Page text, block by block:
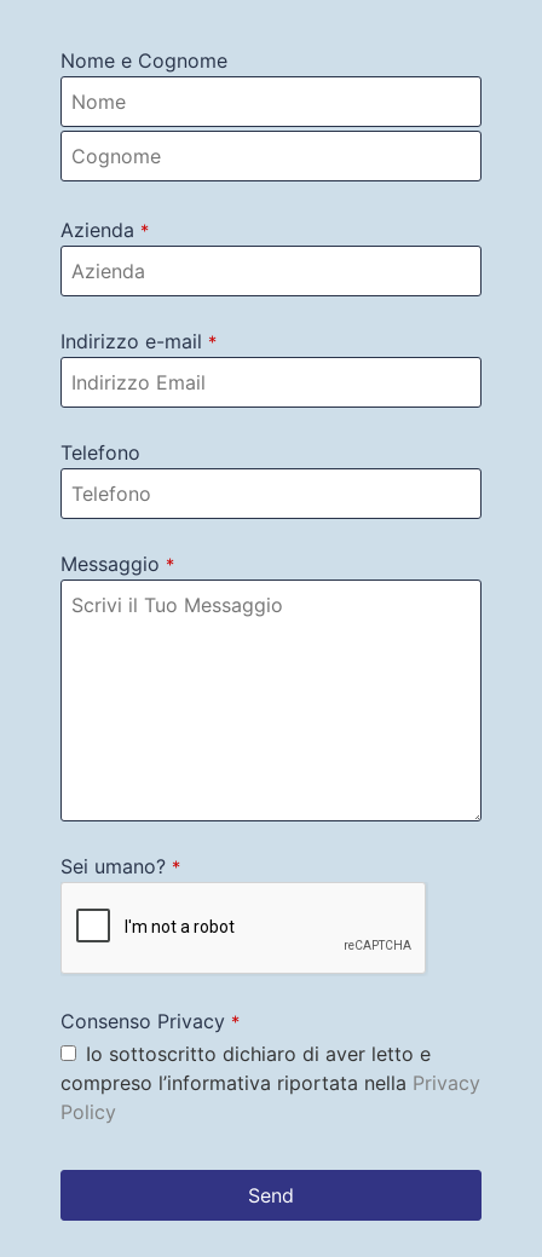
Nome e Cognome
Azienda *
Indirizzo e-mail *
Telefono
Messaggio *
Sei umano? *
Consenso Privacy *
Io sottoscritto dichiaro di aver letto e
compreso l’informativa riportata nella Privacy
Policy
Send